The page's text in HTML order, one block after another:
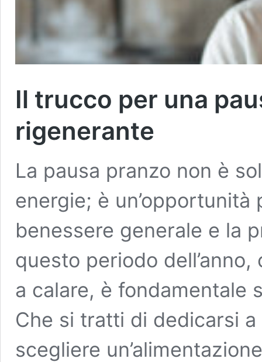
Il trucco per una
rigenerante
La pausa pranzo non è
energie; è
benessere generale e la
questo periodo
a calare, è fondamentale
Che si tratti di dedicarsi
scegliere